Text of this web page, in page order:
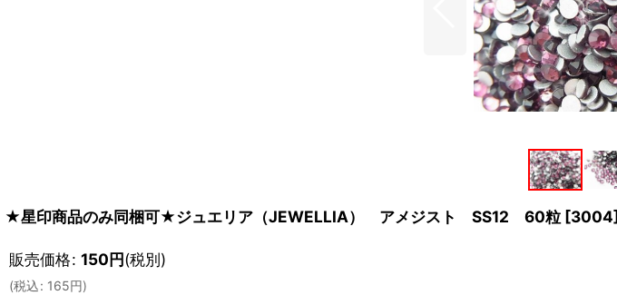
★星印商品のみ同梱可★ジュエリア（JEWELLIA） アメジスト SS12 60粒 [3004]
販売価格: 150円(税別)
(税込: 165円)